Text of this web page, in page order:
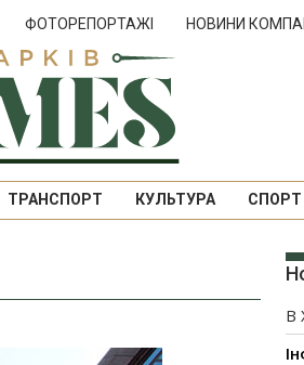
ФОТОРЕПОРТАЖІ НОВИНИ
ТРАНСПОРТ КУЛЬТУРА СПОРТ
В